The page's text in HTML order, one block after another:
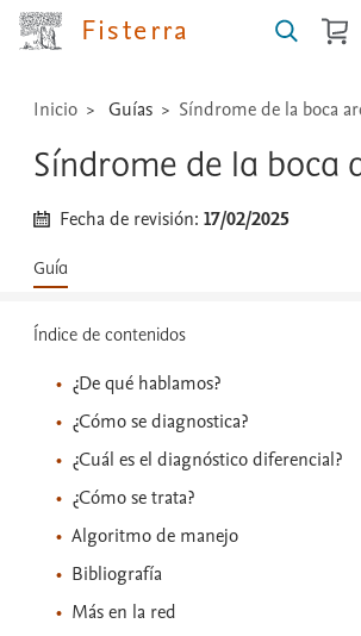
Fisterra
...
Inicio Guías Síndrome de la boca
Síndrome de la boca
Fecha de revisión:17/02/2025
Guía
Índice de contenidos
¿De qué hablamos?
¿Cómo se diagnostica?
¿Cuál es el diagnóstico diferencial?
¿Cómo se trata?
Algoritmo de manejo
Bibliografía
Más en la red